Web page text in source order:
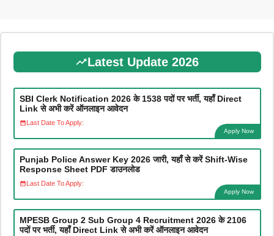
Latest Update 2026
SBI Clerk Notification 2026 के 1538 पदों पर भर्ती, यहाँ Direct
Link से अभी करें ऑनलाइन आवेदन
Last Date To Apply:
Apply Now
Punjab Police Answer Key 2026 जारी, यहाँ से करें Shift-Wise
Response Sheet PDF डाउनलोड
Last Date To Apply:
Apply Now
MPESB Group 2 Sub Group 4 Recruitment 2026 के 2106
पदों पर भर्ती, यहाँ Direct Link से अभी करें ऑनलाइन आवेदन